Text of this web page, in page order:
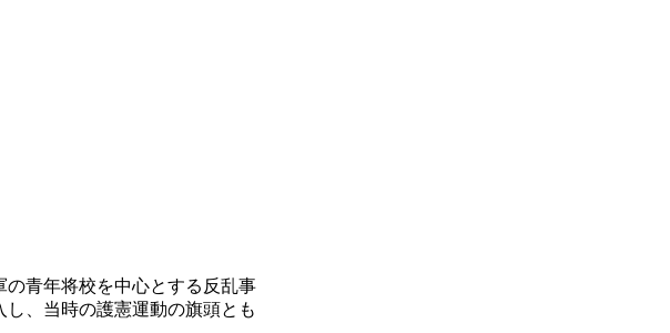
青年将校を中心とする反乱事
、当時の護憲運動の旗頭とも